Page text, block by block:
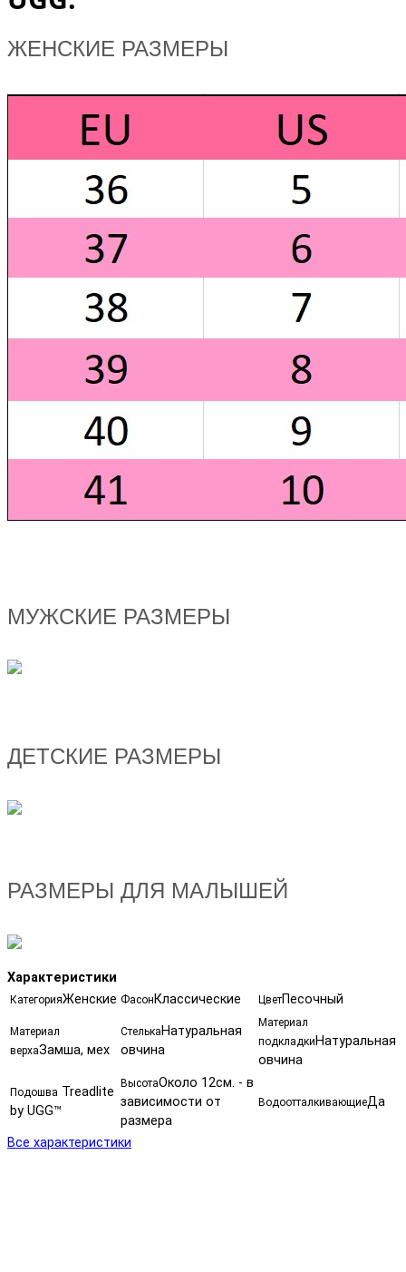
ЖЕНСКИЕ РАЗМЕРЫ
МУЖСКИЕ РАЗМЕРЫ
ДЕТСКИЕ РАЗМЕРЫ
РАЗМЕРЫ ДЛЯ МАЛЫШЕЙ
Характеристики
КатегорияЖенские Фасон Классические ЦветПесочный
Материал
верхаЗамша, мех
Стелька Натуральная
овчина
Материал
подкладки Натуральная
овчина
Подошва Treadlite
by UGG™
ВысотаОколо 12см. - в
зависимости от
размера
ВодоотталкивающиеДа
Все характеристики